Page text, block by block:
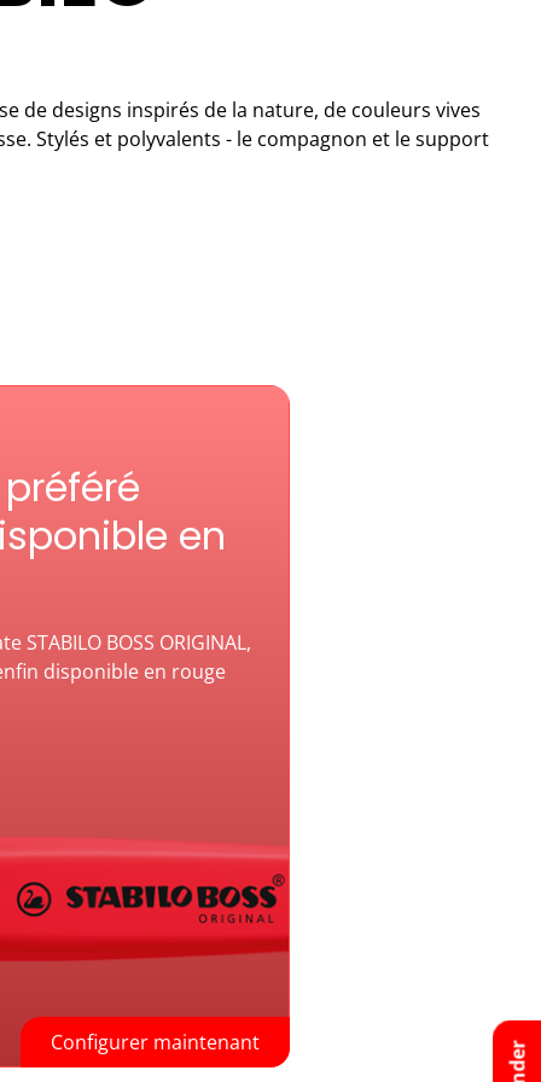
de designs inspirés de la nature, de couleurs vives
Stylés et polyvalents - le compagnon et le support
en
STABILO BOSS ORIGINAL,
disponible en rouge
Configurer maintenant